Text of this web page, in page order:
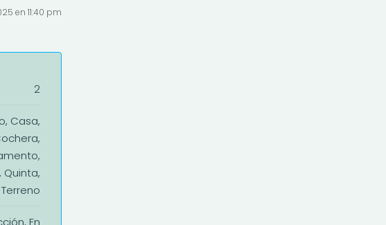
en 11:40 pm
2
Casa,
Quinta,
Terreno
En